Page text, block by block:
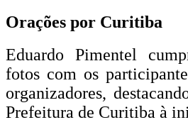
Orações por Curitiba
Eduardo Pimentel
fotos com os
organizadores,
Prefeitura de Curitiba à